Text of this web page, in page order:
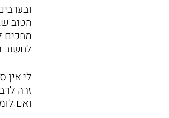
הטוב
מחכים
לחשוב
לי אין
זרה
ואם